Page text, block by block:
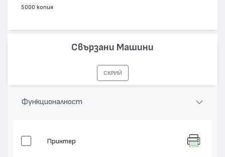
5000 копия
Свързани Машини
СКРИЙ
Функционалност
Принтер